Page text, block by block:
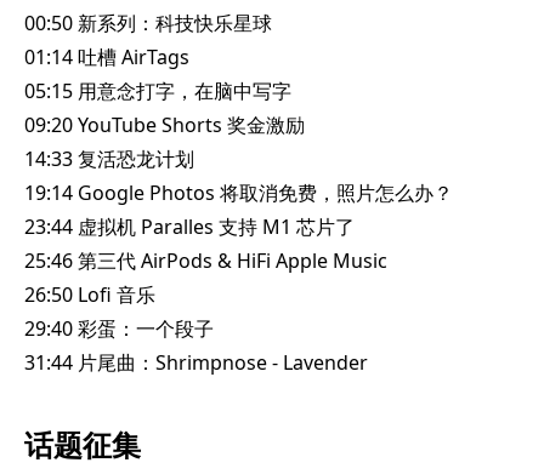
00:50 新系列：科技快乐星球
01:14 吐槽 AirTags
05:15 用意念打字，在脑中写字
09:20 YouTube Shorts 奖金激励
14:33 复活恐龙计划
19:14 Google Photos 将取消免费，照片怎么办？
23:44 虚拟机 Paralles 支持 M1 芯片了
25:46 第三代 AirPods & HiFi Apple Music
26:50 Lofi 音乐
29:40 彩蛋：一个段子
31:44 片尾曲：Shrimpnose - Lavender
话题征集